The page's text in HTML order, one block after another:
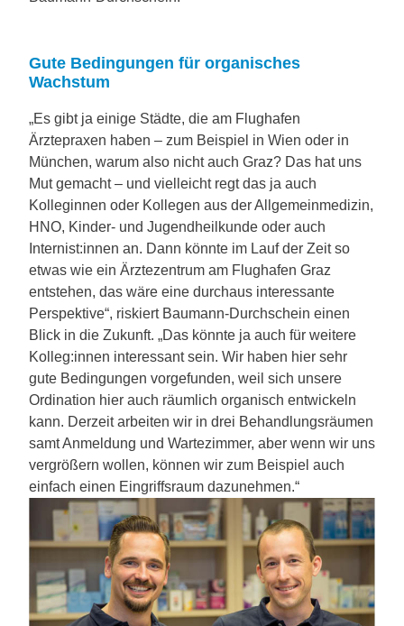
Gute Bedingungen für organisches
Wachstum
„Es gibt ja einige Städte, die am Flughafen
Ärztepraxen haben – zum Beispiel in Wien oder in
München, warum also nicht auch Graz? Das hat uns
Mut gemacht – und vielleicht regt das ja auch
Kolleginnen oder Kollegen aus der Allgemeinmedizin,
HNO, Kinder- und Jugendheilkunde oder auch
Internist:innen an. Dann könnte im Lauf der Zeit so
etwas wie ein Ärztezentrum am Flughafen Graz
entstehen, das wäre eine durchaus interessante
Perspektive“, riskiert Baumann-Durchschein einen
Blick in die Zukunft. „Das könnte ja auch für weitere
Kolleg:innen interessant sein. Wir haben hier sehr
gute Bedingungen vorgefunden, weil sich unsere
Ordination hier auch räumlich organisch entwickeln
kann. Derzeit arbeiten wir in drei Behandlungsräumen
samt Anmeldung und Wartezimmer, aber wenn wir uns
vergrößern wollen, können wir zum Beispiel auch
einfach einen Eingriffsraum dazunehmen.“